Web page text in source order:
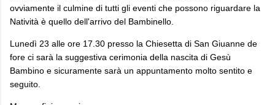
ovviamente il culmine di tutti gli eventi che possono riguardare la
Natività è quello dell'arrivo del Bambinello.
Lunedì 23 alle ore 17.30 presso la Chiesetta di San Giuanne de
fore ci sarà la suggestiva cerimonia della nascita di Gesù
Bambino e sicuramente sarà un appuntamento molto sentito e
seguito.